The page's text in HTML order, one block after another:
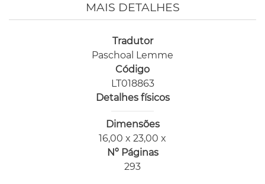
MAIS DETALHES
Tradutor
Paschoal Lemme
Código
LT018863
Detalhes físicos
Dimensões
16,00 x 23,00 x
Nº Páginas
293